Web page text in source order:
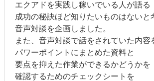
エクアドを実践し稼いでいる人が語る
成功の秘訣ほど知りたいものはないと
音声対談を企画しました。
また、音声対談で話をされていた内容
パワーポイントにまとめた資料と
要点を抑えた作業ができるかどうかを
確認するためのチェックシートを